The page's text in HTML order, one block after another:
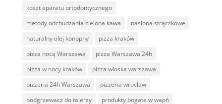
koszt aparatu ortodontycznego
metody odchudzania zielona kawa
nasiona strączkowe
naturalny olej konopny
pizza kraków
pizza nocą Warszawa
pizza Warszawa 24h
pizza w nocy kraków
pizza włoska warszawa
pizzeria 24h Warszawa
pizzeria wrocław
podgrzewacz do talerzy
produkty bogate w wapń